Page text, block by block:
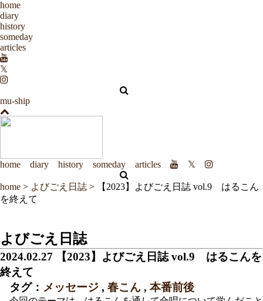
home
diary
history
someday
articles
𝕏
mu-ship
home diary history someday articles 𝕏
home > よびごえ日誌 > 【2023】よびごえ日誌 vol.9 はるこん
を終えて
よびごえ日誌
2024.02.27 【2023】よびごえ日誌 vol.9 はるこんを
終えて
タグ： メッセージ , 春こん , 本番前後